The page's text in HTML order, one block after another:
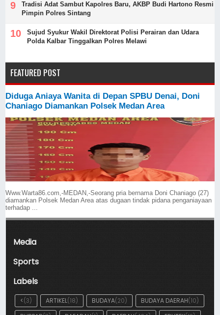
Tradisi Adat Sambut Kapolres Baru, AKBP Budi Hartono Resmi
Pimpin Polres Sintang
Sujud Syukur Wakil Direktorat Polisi Perairan dan Udara
Polda Kalbar Tinggalkan Polres Melawi
FEATURED POST
Diduga Aniaya Wanita di Depan SPBU Denai, Doni
Chaniago Diamankan Polsek Medan Area
Www.Warta86.com,-MEDAN,-Seorang pria bernama Doni Chaniago (27)
diamankan Polsek Medan Area atas dugaan tindak pidana penganiayaan
terhadap ...
Media
Sports
Labels
<(3) ARTIKEL(18) BUDAYA(20) BUDAYA DAERAH(10)